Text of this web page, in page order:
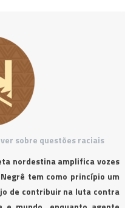
sobre questões raciais
nordestina amplifica vozes
tem como princípio um
de contribuir na luta contra